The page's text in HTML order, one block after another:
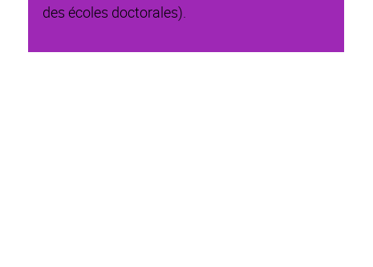
des écoles doctorales).